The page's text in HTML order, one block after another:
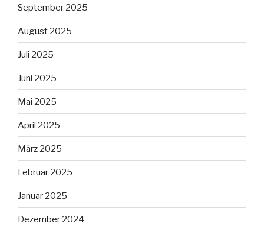
September 2025
August 2025
Juli 2025
Juni 2025
Mai 2025
April 2025
März 2025
Februar 2025
Januar 2025
Dezember 2024